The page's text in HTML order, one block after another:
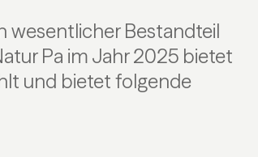
wesentlicher Bestandteil
Pa im Jahr 2025 bietet
und bietet folgende